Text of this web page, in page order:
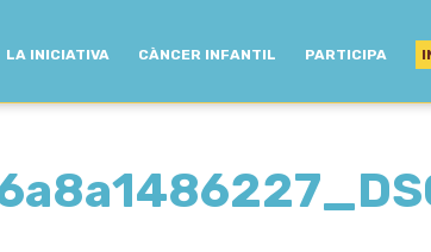
LA INICIATIVA CÀNCER INFANTIL PARTICIPA